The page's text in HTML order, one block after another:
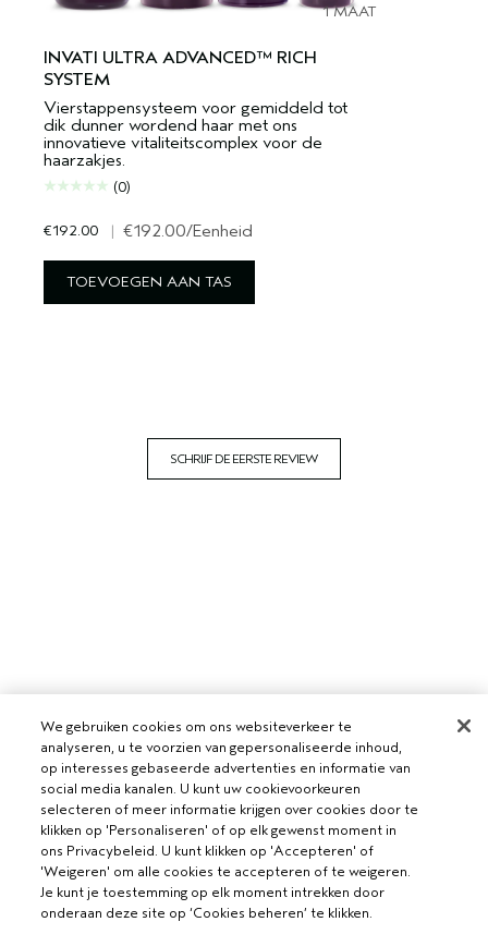
1 MAAT
INVATI ULTRA ADVANCED™ RICH
SYSTEM
Vierstappensysteem voor gemiddeld tot
dik dunner wordend haar met ons
innovatieve vitaliteitscomplex voor de
haarzakjes.
(0)
€192.00 | €192.00/Eenheid
TOEVOEGEN AAN TAS
SCHRIJF DE EERSTE REVIEW
We gebruiken cookies om ons websiteverkeer te
analyseren, u te voorzien van gepersonaliseerde inhoud,
op interesses gebaseerde advertenties en informatie van
social media kanalen. U kunt uw cookievoorkeuren
selecteren of meer informatie krijgen over cookies door te
klikken op 'Personaliseren' of op elk gewenst moment in
ons Privacybeleid. U kunt klikken op 'Accepteren' of
'Weigeren' om alle cookies te accepteren of te weigeren.
Je kunt je toestemming op elk moment intrekken door
onderaan deze site op ‘Cookies beheren’ te klikken.